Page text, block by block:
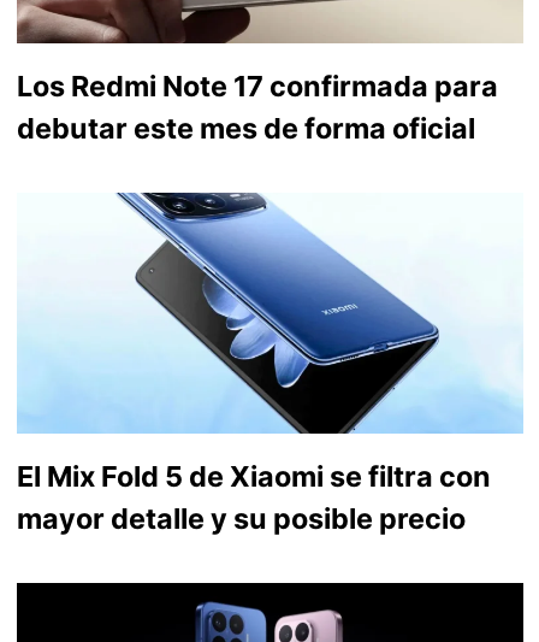
Los Redmi Note 17 confirmada para
debutar este mes de forma oficial
El Mix Fold 5 de Xiaomi se filtra con
mayor detalle y su posible precio